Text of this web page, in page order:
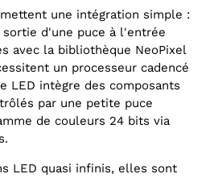
une intégration simple :
d'une puce à l'entrée
avec la bibliothèque NeoPixel
un processeur cadencé
LED intègre des composants
par une petite puce
de couleurs 24 bits via
LED quasi infinis, elles sont